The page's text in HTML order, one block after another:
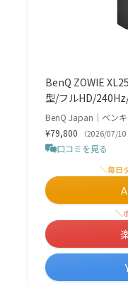
BenQ ZOWIE
型/フルHD/
BenQ Japan｜ベン
¥79,800
（2026/07/
口コミを見る
＼毎日
＼